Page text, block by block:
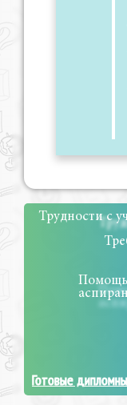
Трудности с
Помощь
Готовые